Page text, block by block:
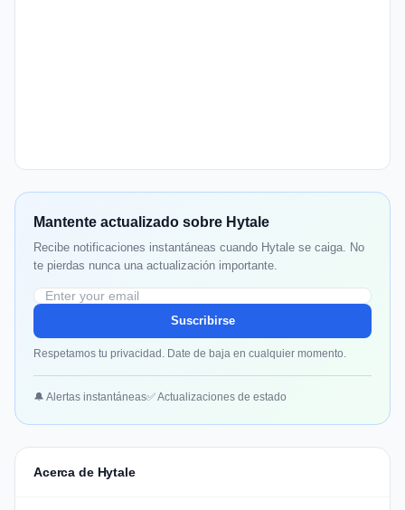
Mantente actualizado sobre Hytale
Recibe notificaciones instantáneas cuando Hytale se caiga. No
te pierdas nunca una actualización importante.
Suscribirse
Respetamos tu privacidad. Date de baja en cualquier momento.
🔔 Alertas instantáneas✅ Actualizaciones de estado
Acerca de Hytale